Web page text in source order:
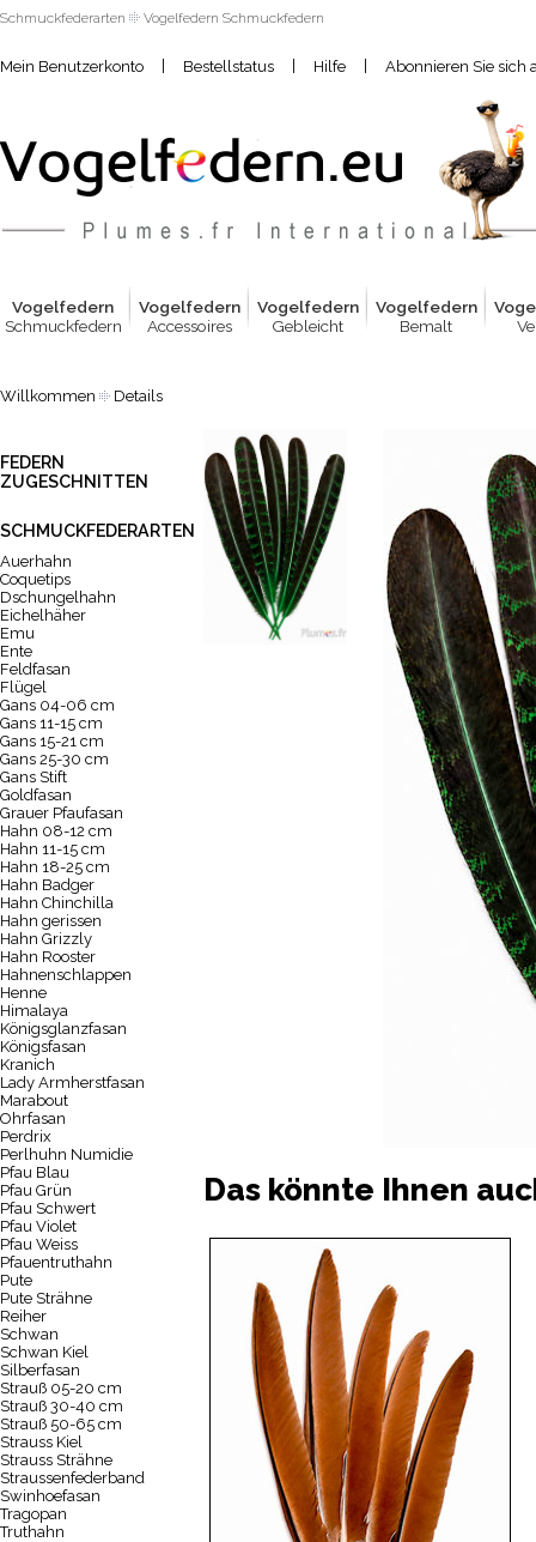
Schmuckfederarten Vogelfedern Schmuckfedern
Mein Benutzerkonto | Bestellstatus | Hilfe | Abonnieren Sie sich
Vogelfedern
Schmuckfedern
Vogelfedern
Accessoires
Vogelfedern
Gebleicht
Vogelfedern
Bemalt
Willkommen Details
FEDERN
ZUGESCHNITTEN
SCHMUCKFEDERARTEN
Auerhahn
Coquetips
Dschungelhahn
Eichelhäher
Emu
Ente
Feldfasan
Flügel
Gans 04-06 cm
Gans 11-15 cm
Gans 15-21 cm
Gans 25-30 cm
Gans Stift
Goldfasan
Grauer Pfaufasan
Hahn 08-12 cm
Hahn 11-15 cm
Hahn 18-25 cm
Hahn Badger
Hahn Chinchilla
Hahn gerissen
Hahn Grizzly
Hahn Rooster
Hahnenschlappen
Henne
Himalaya
Königsglanzfasan
Königsfasan
Kranich
Lady Armherstfasan
Marabout
Ohrfasan
Perdrix
Perlhuhn Numidie
Pfau Blau
Pfau Grün
Pfau Schwert
Pfau Violet
Pfau Weiss
Pfauentruthahn
Pute
Pute Strähne
Reiher
Schwan
Schwan Kiel
Silberfasan
Strauß 05-20 cm
Strauß 30-40 cm
Strauß 50-65 cm
Strauss Kiel
Strauss Strähne
Straussenfederband
Swinhoefasan
Tragopan
Truthahn
Das könnte Ihnen